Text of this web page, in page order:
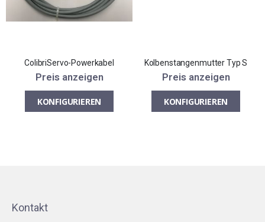
ColibriServo-Powerkabel
Preis anzeigen
KONFIGURIEREN
Kolbenstangenmutter Typ S
Preis anzeigen
KONFIGURIEREN
Kontakt